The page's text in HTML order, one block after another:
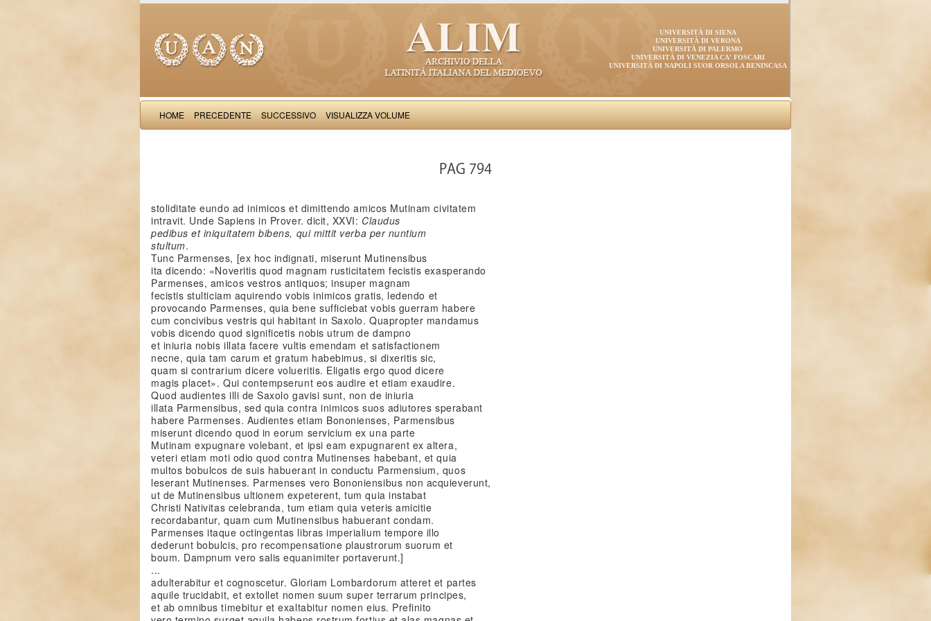
UNIVERSITÀ DI SIENA
UNIVERSITÀ DI VERONA
UNIVERSITÀ DI PALERMO
UNIVERSITÀ DI VENEZIA CA' FOSCARI
UNIVERSITÀ DI NAPOLI SUOR ORSOLA BENINCASA
HOME PRECEDENTE SUCCESSIVO VISUALIZZA VOLUME
PAG 794
stoliditate eundo ad inimicos et dimittendo amicos Mutinam civitatem
intravit. Unde Sapiens in Prover. dicit, XXVI: Claudus
pedibus et iniquitatem bibens, qui mittit verba per nuntium
stultum.
Tunc Parmenses, [ex hoc indignati, miserunt Mutinensibus
ita dicendo: «Noveritis quod magnam rusticitatem fecistis exasperando
Parmenses, amicos vestros antiquos; insuper magnam
fecistis stulticiam aquirendo vobis inimicos gratis, ledendo et
provocando Parmenses, quia bene sufficiebat vobis guerram habere
cum concivibus vestris qui habitant in Saxolo. Quapropter mandamus
vobis dicendo quod significetis nobis utrum de dampno
et iniuria nobis illata facere vultis emendam et satisfactionem
necne, quia tam carum et gratum habebimus, si dixeritis sic,
quam si contrarium dicere volueritis. Eligatis ergo quod dicere
magis placet». Qui contempserunt eos audire et etiam exaudire.
Quod audientes illi de Saxolo gavisi sunt, non de iniuria
illata Parmensibus, sed quia contra inimicos suos adiutores sperabant
habere Parmenses. Audientes etiam Bononienses, Parmensibus
miserunt dicendo quod in eorum servicium ex una parte
Mutinam expugnare volebant, et ipsi eam expugnarent ex altera,
veteri etiam moti odio quod contra Mutinenses habebant, et quia
multos bobulcos de suis habuerant in conductu Parmensium, quos
leserant Mutinenses. Parmenses vero Bononiensibus non acquieverunt,
ut de Mutinensibus ultionem expeterent, tum quia instabat
Christi Nativitas celebranda, tum etiam quia veteris amicitie
recordabantur, quam cum Mutinensibus habuerant condam.
Parmenses itaque octingentas libras imperialium tempore illo
dederunt bobulcis, pro recompensatione plaustrorum suorum et
boum. Dampnum vero salis equanimiter portaverunt.]
...
adulterabitur et cognoscetur. Gloriam Lombardorum atteret et partes
aquile trucidabit, et extollet nomen suum super terrarum principes,
et ab omnibus timebitur et exaltabitur nomen eius. Prefinito